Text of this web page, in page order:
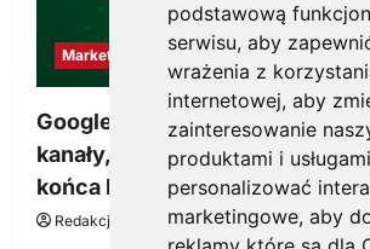
podstawową
serwisu, aby
wrażenia z
internetowej, aby
zainteresowanie
produktami i
personalizować
marketingowe, aby
Marketing
Google Ads, SEO i analityka –
kanały, żeby reklama pracowała
końca budżetu
Redakcja KnowMore.pl 20 marca, 2026